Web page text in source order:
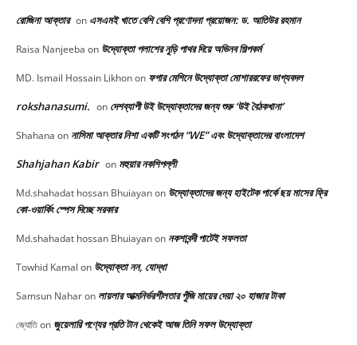
রোজিনা আক্তার on এসএমই খাতে বেশি বেশি প্রণোদনা প্রয়োজন: ড. আতিউর রহমান
Raisa Nanjeeba on উদ্যোক্তা পলাশের নুড়ি পাথর দিয়ে অভিনব শিল্পকর্ম
MD. Ismail Hossain Likhonon ফগার মেশিনে উদ্যোক্তা মোশাররফের ভাগ্যবদল
rokshanasumi. on দেশব্যাপী উই উদ্যোক্তাদের জন্য শুরু ‘উই বৈঠকখানা’
Shahana on নাসিমা আক্তার নিশা একটি সংগঠন “WE” এবং উদ্যোক্তাদের বাংলাদেশ
Shahjahan Kabir on মহুয়ার নকশিপল্লী
Md.shahadat hossan Bhuiayanon উদ্যোক্তাদের জন্য হাইটেক পার্কে ছয় মাসের ফ্রি
কো-ওয়ার্কিং স্পেস দিচ্ছে সরকার
Md.shahadat hossan Bhuiayanon নকশাবন্দী পাটেই সফলতা
Towhid Kamal on উদ্যোক্তা নন, যোদ্ধা
Samsun Naharon লায়লার আত্মনির্ভরশীলতার পুঁজি মায়ের দেয়া ২০ হাজার টাকা
জ্যোতিon জুয়েলারি পণ্যের প্রতি টান থেকেই আজ তিনি সফল উদ্যোক্তা